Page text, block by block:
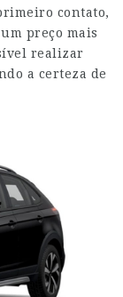
contato,
preço mais
realizar
a certeza de